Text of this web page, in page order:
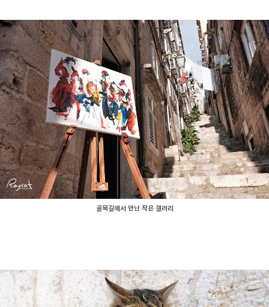
골목길에서 만난 작은 갤러리